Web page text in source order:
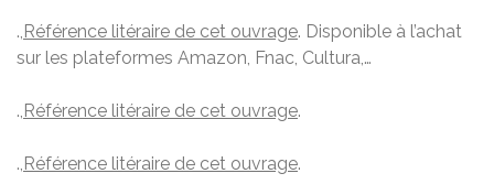
., Référence litéraire de cet ouvrage. Disponible à l’achat
sur les plateformes Amazon, Fnac, Cultura,…
., Référence litéraire de cet ouvrage.
., Référence litéraire de cet ouvrage.